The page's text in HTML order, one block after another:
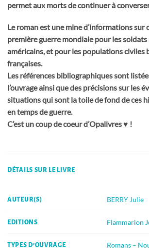
permet aux morts de continuer à
Le roman est une mine d’informations sur
première guerre mondiale pour les soldats
américains, et pour les populations civiles
françaises.
Les références bibliographiques sont
l’ouvrage ainsi que des précisions sur les
situations qui sont la toile de fond de ces
en temps de guerre.
C’est un coup de coeur d’Opalivres ♥ !
DÉTAILS SUR LE LIVRE
AUTEUR(S) BERRY Julie
EDITIONS Flammarion
TYPES D'OUVRAGE Romans –